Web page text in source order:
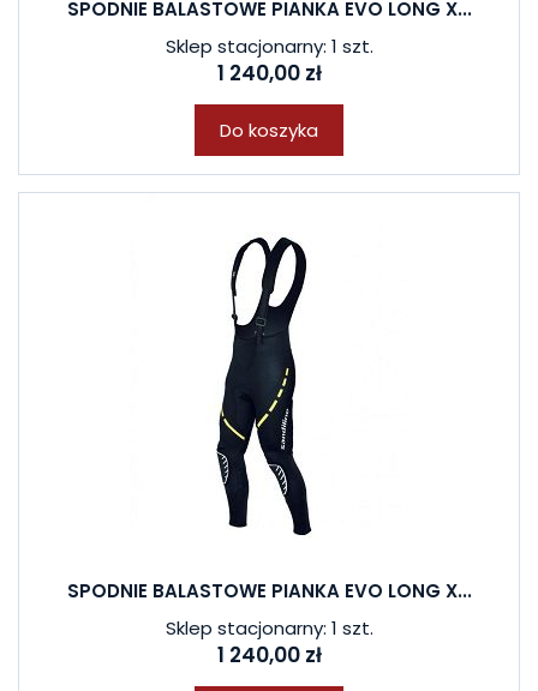
SPODNIE BALASTOWE PIANKA EVO LONG X...
Sklep stacjonarny: 1 szt.
1 240,00 zł
Do koszyka
SPODNIE BALASTOWE PIANKA EVO LONG X...
Sklep stacjonarny: 1 szt.
1 240,00 zł